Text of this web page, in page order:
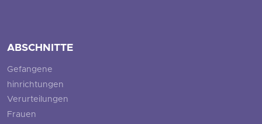
ABSCHNITTE
Gefangene
hinrichtungen
Verurteilungen
Frauen